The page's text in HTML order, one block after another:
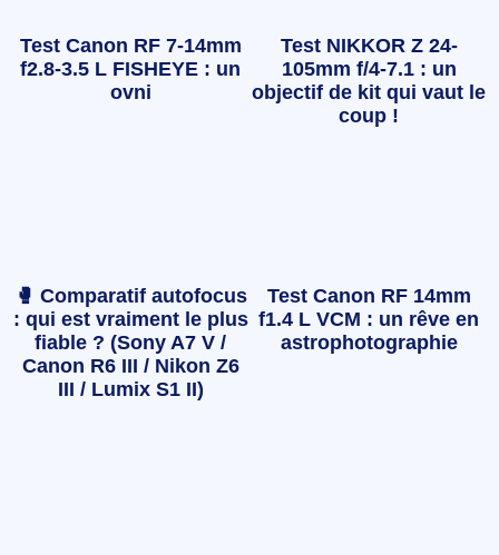
Test Canon RF 7-14mm
f2.8-3.5 L FISHEYE : un
ovni
Test NIKKOR Z 24-
105mm f/4-7.1 : un
objectif de kit qui vaut le
coup !
🥊 Comparatif autofocus
: qui est vraiment le plus
fiable ? (Sony A7 V /
Canon R6 III / Nikon Z6
III / Lumix S1 II)
Test Canon RF 14mm
f1.4 L VCM : un rêve en
astrophotographie